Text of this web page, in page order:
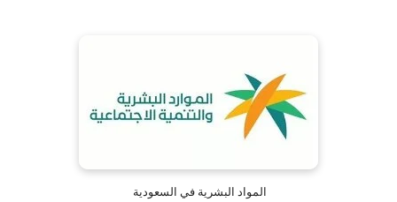
المواد البشرية في السعودية